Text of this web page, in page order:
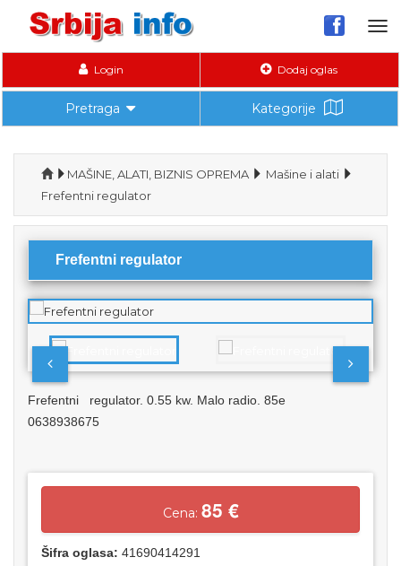
Login Dodaj oglas
Pretraga Kategorije
MAŠINE, ALATI, BIZNIS OPREMA
Mašine i alati
Frefentni regulator
Frefentni regulator
Frefentni regulator. 0.55 kw. Malo radio. 85e
0638938675
Cena: 85 €
Šifra oglasa: 41690414291